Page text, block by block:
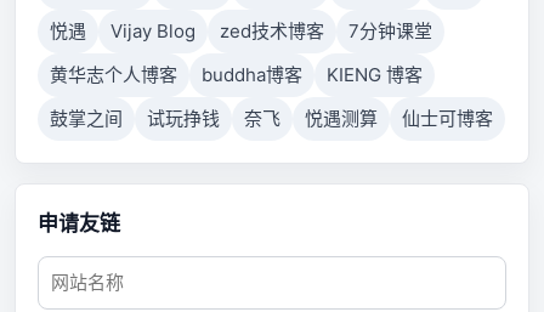
悦遇
Vijay Blog zed技术博客
7分钟课堂
黄华志个人博客
buddha博客
KIENG 博客
鼓掌之间
试玩挣钱 奈飞 悦遇测算 仙士可博客
申请友链